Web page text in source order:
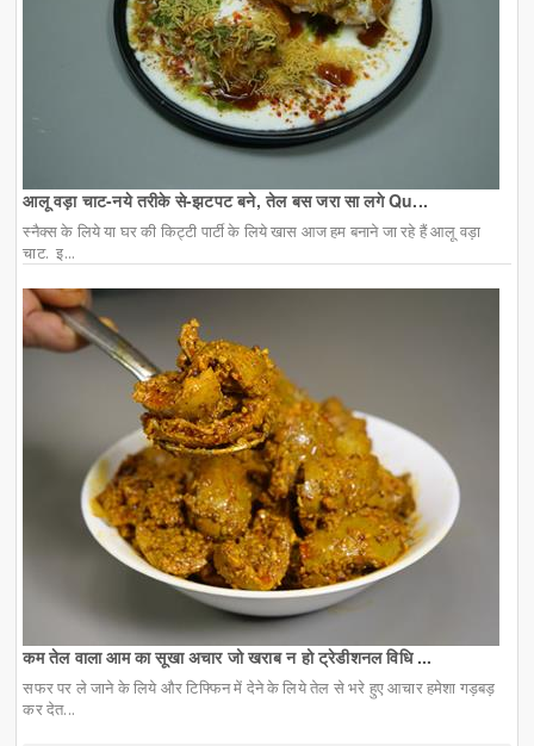
आलू वड़ा चाट-नये तरीके से-झटपट बने, तेल बस जरा सा लगे Qu...
स्नैक्स के लिये या घर की किट्टी पार्टी के लिये खास आज हम बनाने जा रहे हैं आलू वड़ा
चाट. इ...
कम तेल वाला आम का सूखा अचार जो खराब न हो ट्रेडीशनल विधि ...
सफर पर ले जाने के लिये और टिफ्फिन में देने के लिये तेल से भरे हुए आचार हमेशा गड़बड़
कर देत...